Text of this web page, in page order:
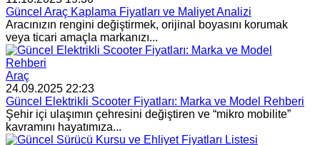
Güncel Araç Kaplama Fiyatları ve Maliyet Analizi
Aracınızın rengini değiştirmek, orijinal boyasını korumak
veya ticari amaçla markanızı...
Araç
24.09.2025 22:23
Güncel Elektrikli Scooter Fiyatları: Marka ve Model Rehberi
Şehir içi ulaşımın çehresini değiştiren ve “mikro mobilite”
kavramını hayatımıza...